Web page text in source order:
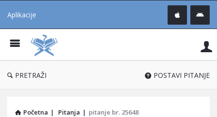
Aplikacije
®
PRETRAŽI POSTAVI PITANJE
Početna | Pitanja | pitanje br. 25648